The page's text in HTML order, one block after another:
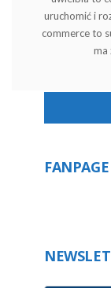
uruchomić i
commerce to
ma
FANPAGE